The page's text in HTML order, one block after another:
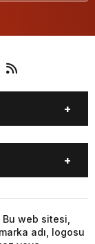
web sitesi,
adı, logosu